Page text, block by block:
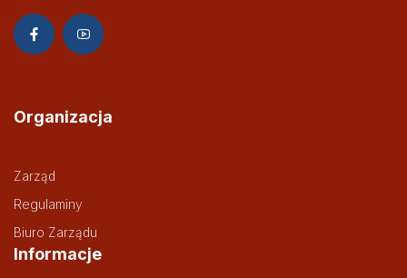
Organizacja
Zarząd
Regulaminy
Biuro Zarządu
Informacje